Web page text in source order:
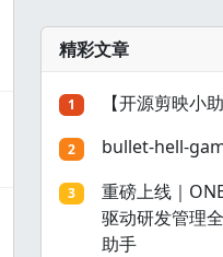
精彩文章
1 【开源剪映小
2 bullet-hell-
3
重磅上线｜
驱动研发管理
助手